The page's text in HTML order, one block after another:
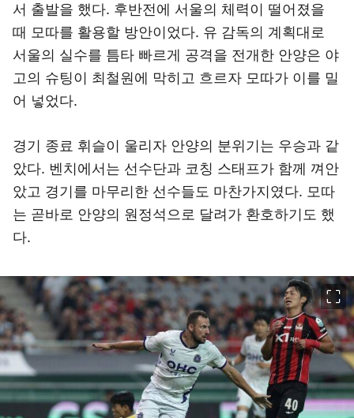
서 출발을 했다. 후반전에 서울의 체력이 떨어졌을
때 모따를 활용할 방안이었다. 유 감독의 계획대로
서울의 실수를 틈타 빠르게 공격을 전개한 안양은 야
고의 슈팅이 최철원에 막히고 흐르자 모따가 이를 밀
어 넣었다.
경기 종료 휘슬이 울리자 안양의 분위기는 우승과 같
았다. 벤치에서는 선수단과 코칭 스태프가 함께 껴안
았고 경기를 마무리한 선수들도 마찬가지였다. 모따
는 곧바로 안양의 원정석으로 달려가 환호하기도 했
다.